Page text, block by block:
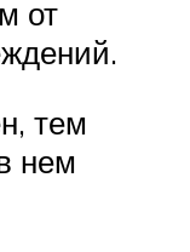
от
тем
нем